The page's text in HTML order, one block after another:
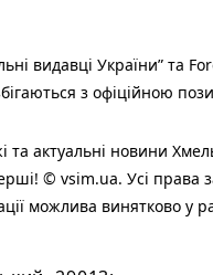
видавці України”
з офіційною
актуальні новини
© vsim.ua. Усі
можлива винятково у